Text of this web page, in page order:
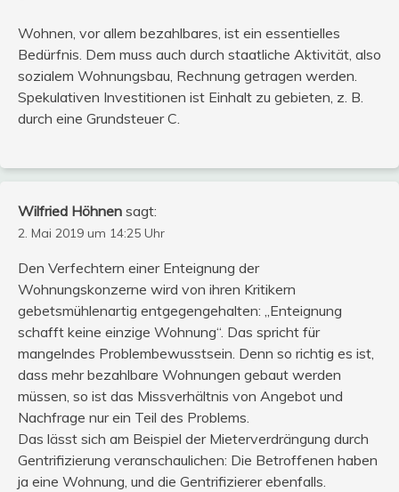
Wohnen, vor allem bezahlbares, ist ein essentielles
Bedürfnis. Dem muss auch durch staatliche Aktivität, also
sozialem Wohnungsbau, Rechnung getragen werden.
Spekulativen Investitionen ist Einhalt zu gebieten, z. B.
durch eine Grundsteuer C.
Wilfried Höhnen sagt:
2. Mai 2019 um 14:25 Uhr
Den Verfechtern einer Enteignung der
Wohnungskonzerne wird von ihren Kritikern
gebetsmühlenartig entgegengehalten: „Enteignung
schafft keine einzige Wohnung“. Das spricht für
mangelndes Problembewusstsein. Denn so richtig es ist,
dass mehr bezahlbare Wohnungen gebaut werden
müssen, so ist das Missverhältnis von Angebot und
Nachfrage nur ein Teil des Problems.
Das lässt sich am Beispiel der Mieterverdrängung durch
Gentrifizierung veranschaulichen: Die Betroffenen haben
ja eine Wohnung, und die Gentrifizierer ebenfalls.